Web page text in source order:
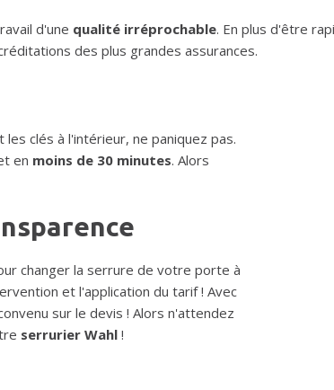
d'une qualité irréprochable. En plus d'être
des plus grandes assurances.
les clés à l'intérieur, ne paniquez pas.
en moins de 30 minutes. Alors
changer la serrure de votre porte à
et l'application du tarif ! Avec
sur le devis ! Alors n'attendez
serrurier Wahl !